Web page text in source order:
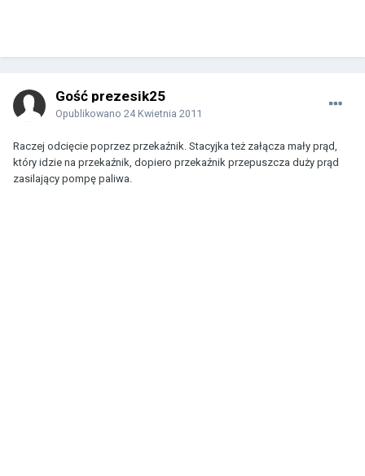
Gość prezesik25
Opublikowano 24 Kwietnia 2011
Raczej odcięcie poprzez przekaźnik. Stacyjka też załącza mały prąd,
który idzie na przekaźnik, dopiero przekaźnik przepuszcza duży prąd
zasilający pompę paliwa.